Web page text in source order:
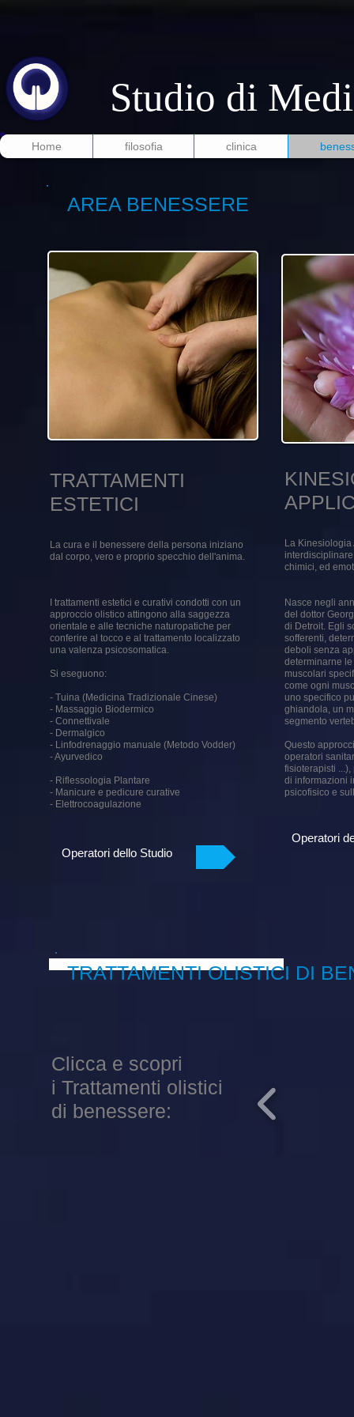
Studio di
Home filosofia clinica
AREA BENESSERE
TRATTAMENTI
ESTETICI
La cura e il benessere della persona iniziano
dal corpo, vero e proprio specchio dell'anima.
I trattamenti estetici e curativi condotti con un
approccio olistico attingono alla saggezza
orientale e alle tecniche naturopatiche per
conferire al tocco e al trattamento localizzato
una valenza psicosomatica.
Si eseguono:
- Tuina (Medicina Tradizionale Cinese)
- Massaggio Biodermico
- Connettivale
- Dermalgico
- Linfodrenaggio manuale (Metodo Vodder)
- Ayurvedico
- Riflessologia Plantare
- Manicure e pedicure curative
- Elettrocoagulazione
Operatori dello Studio
La
chimici, ed
Nasce negli
del dottor
di Detroit. Egli
sofferenti,
deboli senza
determinarne
muscolari
come ogni
uno specifico
ghiandola, un
segmento
Questo
operatori
fisioterapisti
di informazioni
psicofisico e
Operatori
TRATTAMENTI OLISTICI DI
Clicca e scopri
i Trattamenti olistici
di benessere: